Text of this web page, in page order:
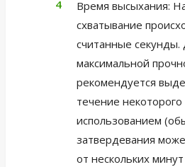
Время высыхания:
схватывание
считанные секунды.
максимальной
рекомендуется
течение
использованием
затвердевания
от нескольких